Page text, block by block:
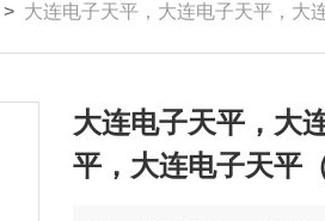
大连电子天平，大连电子天平，大
大连电子天平，大
平，大连电子天平